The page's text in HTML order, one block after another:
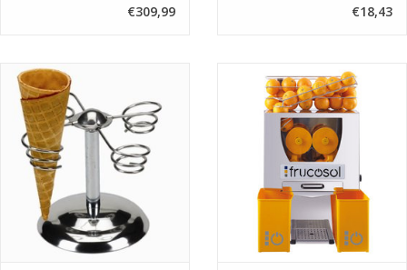
€309,99 €18,43